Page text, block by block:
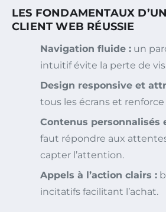
LES FONDAMENTAUX
CLIENT WEB RÉUSSIE
Navigation fluide : un
intuitif évite la perte de
Design responsive et
tous les écrans et
Contenus personnalisés
faut répondre aux
capter l’attention.
Appels à l’action clairs :
incitatifs facilitant l’achat.